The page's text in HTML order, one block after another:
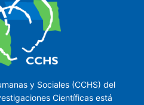
y Sociales (CCHS) del
Científicas está